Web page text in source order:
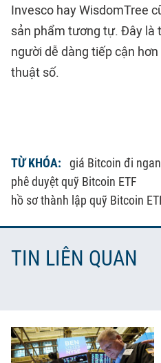
Invesco hay WisdomTree
sản phẩm tương tự. Đây là
người dễ dàng tiếp cận
thuật số.
TỪ KHÓA:
giá Bitcoin đi
phê duyệt quỹ Bitcoin ETF
hồ sơ thành lập quỹ Bitcoin
TIN LIÊN QUAN